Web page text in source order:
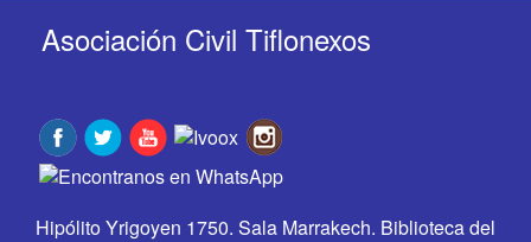
Asociación Civil Tiflonexos
Hipólito Yrigoyen 1750. Sala Marrakech. Biblioteca del